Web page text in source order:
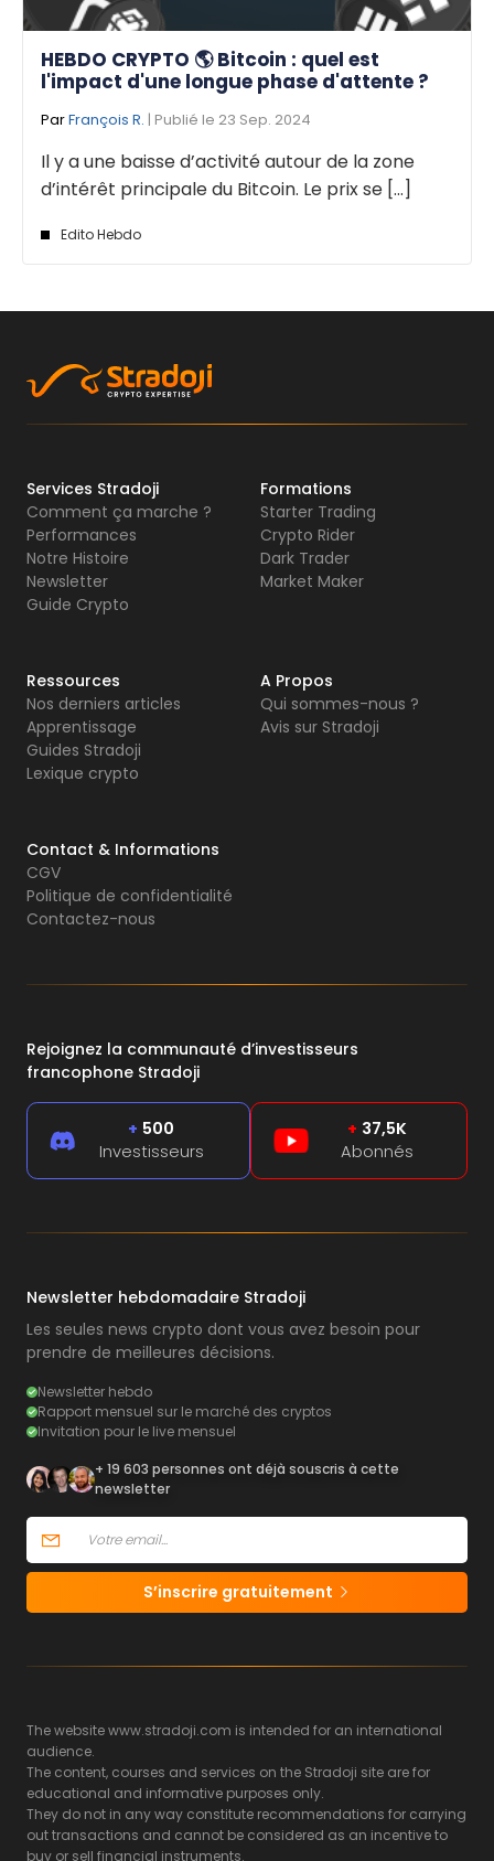
HEBDO CRYPTO 🌎 Bitcoin : quel est
l'impact d'une longue phase d'attente ?
ParFrançois R. | Publié le 23 Sep. 2024
Il y a une baisse d’activité autour de la zone
d’intérêt principale du Bitcoin. Le prix se [...]
Edito Hebdo
Services Stradoji
Comment ça marche ?
Performances
Notre Histoire
Newsletter
Guide Crypto
Formations
Starter Trading
Crypto Rider
Dark Trader
Market Maker
Ressources
Nos derniers articles
Apprentissage
Guides Stradoji
Lexique crypto
A Propos
Qui sommes-nous ?
Avis sur Stradoji
Contact & Informations
CGV
Politique de confidentialité
Contactez-nous
Rejoignez la communauté d’investisseurs
francophone Stradoji
+ 500
Investisseurs
+ 37,5K
Abonnés
Newsletter hebdomadaire Stradoji
Les seules news crypto dont vous avez besoin pour
prendre de meilleures décisions.
Newsletter hebdo
Rapport mensuel sur le marché des cryptos
Invitation pour le live mensuel
+ 19 603 personnes ont déjà souscris à cette
newsletter
S’inscrire gratuitement
The website www.stradoji.com is intended for an international
audience.
The content, courses and services on the Stradoji site are for
educational and informative purposes only.
They do not in any way constitute recommendations for carrying
out transactions and cannot be considered as an incentive to
buy or sell financial instruments.